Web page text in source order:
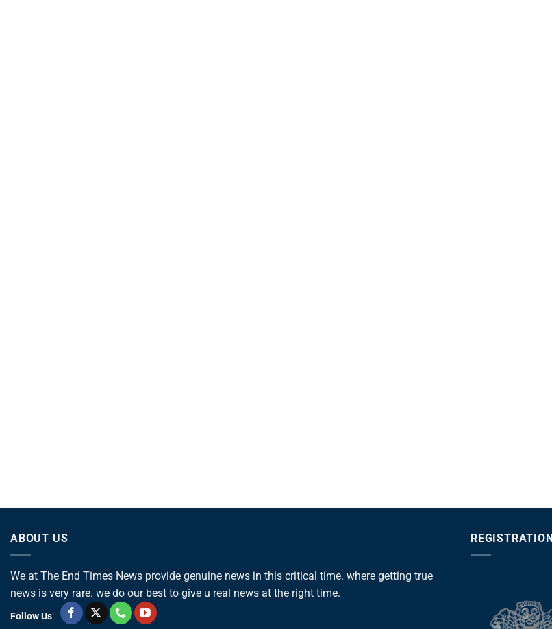
ABOUT US
We at The End Times News provide genuine news in this critical time. where getting true
news is very rare. we do our best to give u real news at the right time.
Follow Us
REGISTRATION